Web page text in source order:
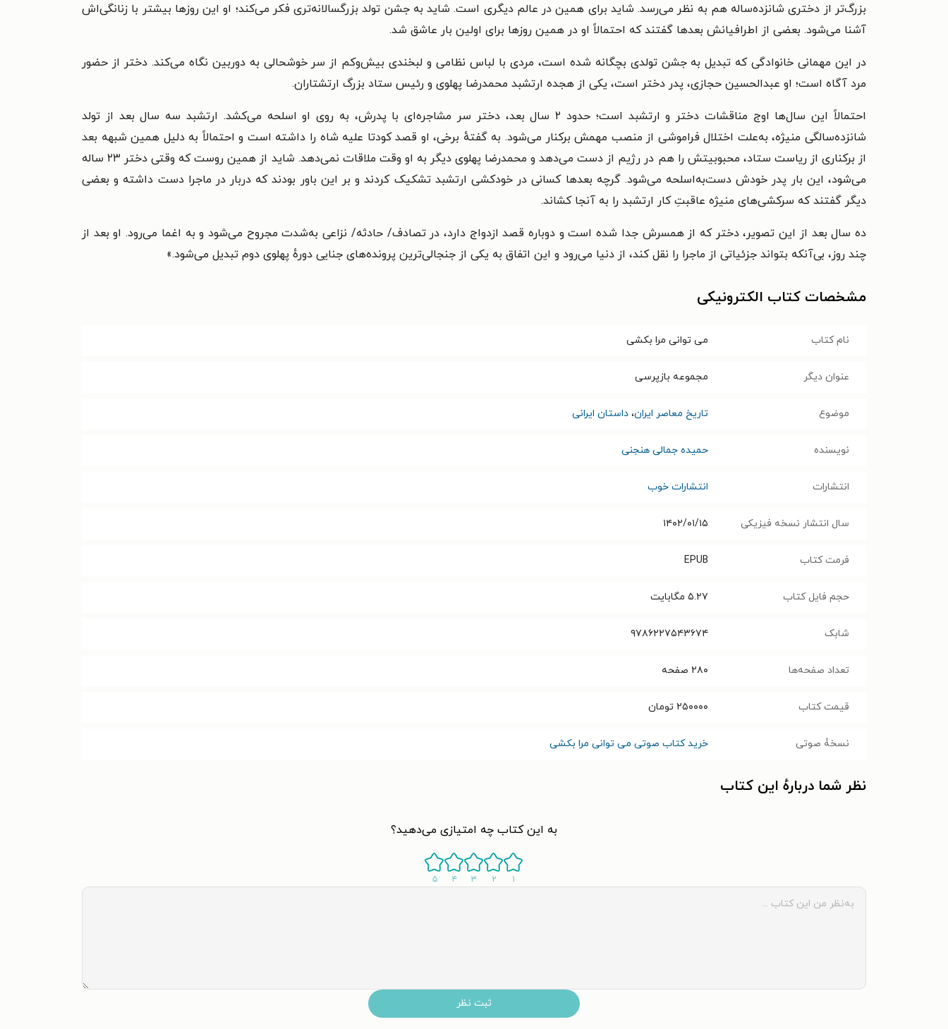
بزرگ‌تر از دختری شانزده‌ساله هم به نظر می‌رسد. شاید برای همین در عالم دیگری است. شاید به جشن تولد بزرگسالانه‌تری فکر می‌کند؛ او این روزها بیشتر با زنانگی‌اش
آشنا می‌شود. بعضی از اطرافیانش بعدها گفتند که احتمالاً او در همین روزها برای اولین بار عاشق شد.
در این مهمانی خانوادگی که تبدیل به جشن تولدی بچگانه شده است، مردی با لباس نظامی و لبخندی بیش‌وکم از سر خوشحالی به دوربین نگاه می‌کند. دختر از حضور
مرد آگاه است؛ او عبدالحسین حجازی، پدر دختر است، یکی از هجده ارتشبد محمدرضا پهلوی و رئیس ستاد بزرگ ارتشتاران.
احتمالاً این سال‌ها اوج مناقشات دختر و ارتشبد است؛ حدود ۲ سال بعد، دختر سر مشاجره‌ای با پدرش، به روی او اسلحه می‌کشد. ارتشبد سه سال بعد از تولد
شانزده‌سالگی منیژه، به‌علت اختلال فراموشی از منصب مهمش برکنار می‌شود. به گفتهٔ برخی، او قصد کودتا علیه شاه را داشته است و احتمالاً به دلیل همین شبهه بعد
از برکناری از ریاست ستاد، محبوبیتش را هم در رژیم از دست می‌دهد و محمدرضا پهلوی دیگر به او وقت ملاقات نمی‌دهد. شاید از همین روست که وقتی دختر ۲۳ ساله
می‌شود، این بار پدر خودش دست‌به‌اسلحه می‌شود. گرچه بعدها کسانی در خودکشی ارتشبد تشکیک کردند و بر این باور بودند که دربار در ماجرا دست داشته و بعضی
دیگر گفتند که سرکشی‌های منیژه عاقبتِ کار ارتشبد را به آنجا کشاند.
ده سال بعد از این تصویر، دختر که از همسرش جدا شده است و دوباره قصد ازدواج دارد، در تصادف/ حادثه/ نزاعی به‌شدت مجروح می‌شود و به اغما می‌رود. او بعد از
چند روز، بی‌آنکه بتواند جزئیاتی از ماجرا را نقل کند، از دنیا می‌رود و این اتفاق به یکی از جنجالی‌ترین پرونده‌های جنایی دورهٔ پهلوی دوم تبدیل می‌شود.»
مشخصات کتاب الکترونیکی
نام کتاب می توانی مرا بکشی
عنوان دیگر مجموعه بازپرسی
موضوع تاریخ معاصر ایران، داستان ایرانی
نویسنده حمیده جمالی هنجنی
انتشارات انتشارات خوب
سال انتشار نسخه فیزیکی ۱۴۰۲/۰۱/۱۵
فرمت کتاب EPUB
حجم فایل کتاب ۵.۲۷ مگابایت
شابک ۹۷۸۶۲۲۷۵۴۳۶۷۴
تعداد صفحه‌ها ۲۸۰ صفحه
قیمت کتاب ۲۵۰۰۰۰ تومان
نسخۀ صوتی خرید کتاب صوتی می توانی مرا بکشی
نظر شما دربارهٔ این کتاب
به این کتاب چه امتیازی می‌دهید؟
۱ ۲ ۳ ۴ ۵
ثبت نظر